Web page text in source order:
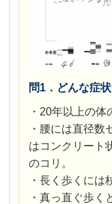
問1．どんな症
・20年以上の体
・腰には直径数
はコンクリート
のコリ。
・長く歩くには
・真っ直ぐ歩く